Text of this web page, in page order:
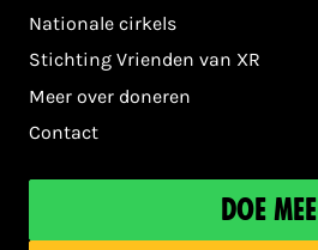
Nationale cirkels
Stichting Vrienden van XR
Meer over doneren
Contact
Doe mee